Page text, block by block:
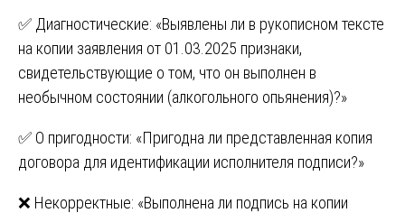
✅ Диагностические: «Выявлены ли в рукописном тексте
на копии заявления от 01.03.2025 признаки,
свидетельствующие о том, что он выполнен в
необычном состоянии (алкогольного опьянения)?»
✅ О пригодности: «Пригодна ли представленная копия
договора для идентификации исполнителя подписи?»
❌ Некорректные: «Выполнена ли подпись на копии